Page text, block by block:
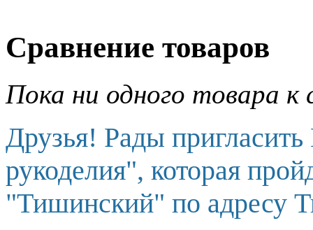
Сравнение товаров
Пока ни одного товара к
Друзья! Рады
рукоделия", которая
"Тишинский" по адресу